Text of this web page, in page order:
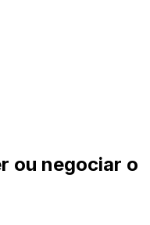
ou negociar o